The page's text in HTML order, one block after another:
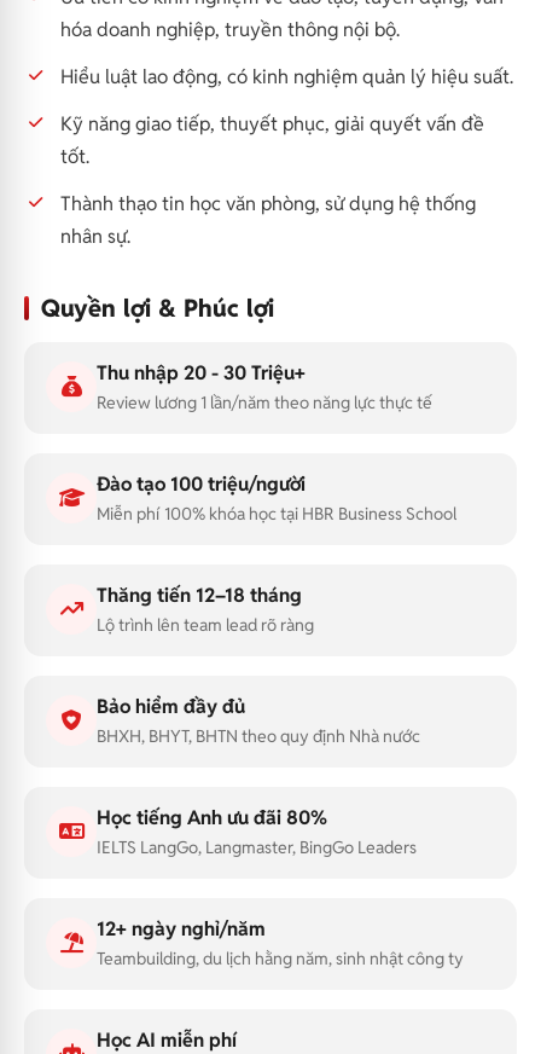
hóa doanh nghiệp, truyền thông nội bộ.
Hiểu luật lao động, có kinh nghiệm quản lý hiệu suất.
Kỹ năng giao tiếp, thuyết phục, giải quyết vấn đề
tốt.
Thành thạo tin học văn phòng, sử dụng hệ thống
nhân sự.
Quyền lợi & Phúc lợi
Thu nhập 20 - 30 Triệu+
Review lương 1 lần/năm theo năng lực thực tế
Đào tạo 100 triệu/người
Miễn phí 100% khóa học tại HBR Business School
Thăng tiến 12–18 tháng
Lộ trình lên team lead rõ ràng
Bảo hiểm đầy đủ
BHXH, BHYT, BHTN theo quy định Nhà nước
Học tiếng Anh ưu đãi 80%
IELTS LangGo, Langmaster, BingGo Leaders
12+ ngày nghỉ/năm
Teambuilding, du lịch hằng năm, sinh nhật công ty
Học AI miễn phí